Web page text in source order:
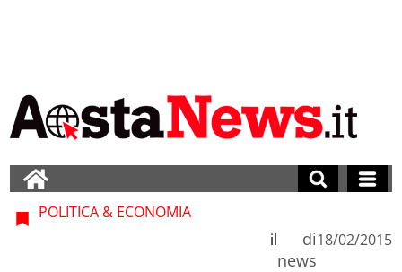
POLITICA & ECONOMIA
di
news
il 18/02/2015